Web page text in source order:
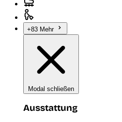
+83 Mehr
Modal schließen
Ausstattung